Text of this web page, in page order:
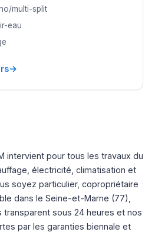
multi-split
eau
→
intervient pour tous les travaux du
électricité, climatisation et
soyez particulier, copropriétaire
dans le Seine-et-Marne (77),
sous 24 heures et nos
par les garanties biennale et